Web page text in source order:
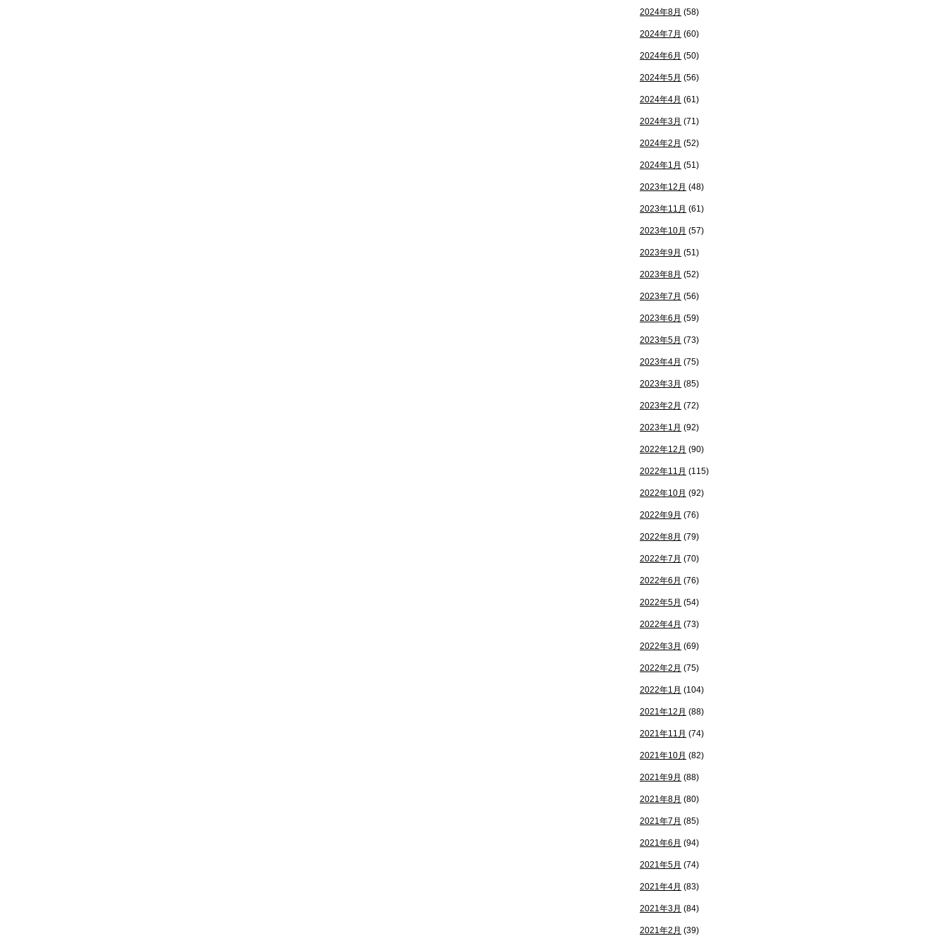
2024年8月 (58)
2024年7月 (60)
2024年6月 (50)
2024年5月 (56)
2024年4月 (61)
2024年3月 (71)
2024年2月 (52)
2024年1月 (51)
2023年12月 (48)
2023年11月 (61)
2023年10月 (57)
2023年9月 (51)
2023年8月 (52)
2023年7月 (56)
2023年6月 (59)
2023年5月 (73)
2023年4月 (75)
2023年3月 (85)
2023年2月 (72)
2023年1月 (92)
2022年12月 (90)
2022年11月 (115)
2022年10月 (92)
2022年9月 (76)
2022年8月 (79)
2022年7月 (70)
2022年6月 (76)
2022年5月 (54)
2022年4月 (73)
2022年3月 (69)
2022年2月 (75)
2022年1月 (104)
2021年12月 (88)
2021年11月 (74)
2021年10月 (82)
2021年9月 (88)
2021年8月 (80)
2021年7月 (85)
2021年6月 (94)
2021年5月 (74)
2021年4月 (83)
2021年3月 (84)
2021年2月 (39)